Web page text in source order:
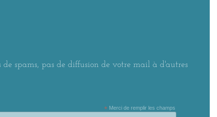
de spams, pas de diffusion de votre mail à d'autres
* Merci de remplir les champs